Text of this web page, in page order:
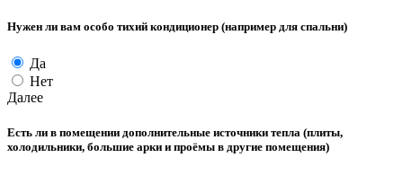
Нужен ли вам особо тихий кондиционер (например для спальни)
Да
Нет
Далее
Есть ли в помещении дополнительные источники тепла (плиты,
холодильники, большие арки и проёмы в другие помещения)